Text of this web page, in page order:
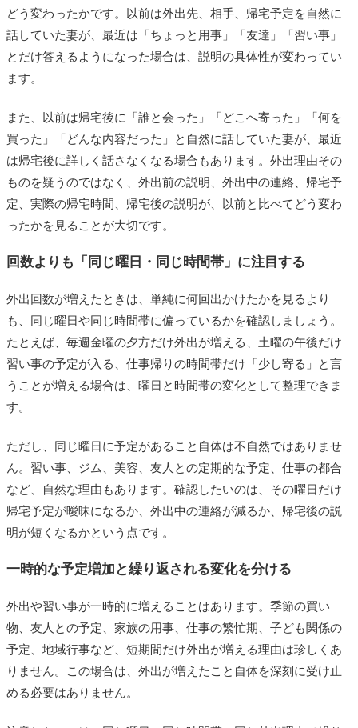
どう変わったかです。以前は外出先、相手、帰宅予定を自然に
話していた妻が、最近は「ちょっと用事」「友達」「習い事」
とだけ答えるようになった場合は、説明の具体性が変わってい
ます。
また、以前は帰宅後に「誰と会った」「どこへ寄った」「何を
買った」「どんな内容だった」と自然に話していた妻が、最近
は帰宅後に詳しく話さなくなる場合もあります。外出理由その
ものを疑うのではなく、外出前の説明、外出中の連絡、帰宅予
定、実際の帰宅時間、帰宅後の説明が、以前と比べてどう変わ
ったかを見ることが大切です。
回数よりも「同じ曜日・同じ時間帯」に注目する
外出回数が増えたときは、単純に何回出かけたかを見るより
も、同じ曜日や同じ時間帯に偏っているかを確認しましょう。
たとえば、毎週金曜の夕方だけ外出が増える、土曜の午後だけ
習い事の予定が入る、仕事帰りの時間帯だけ「少し寄る」と言
うことが増える場合は、曜日と時間帯の変化として整理できま
す。
ただし、同じ曜日に予定があること自体は不自然ではありませ
ん。習い事、ジム、美容、友人との定期的な予定、仕事の都合
など、自然な理由もあります。確認したいのは、その曜日だけ
帰宅予定が曖昧になるか、外出中の連絡が減るか、帰宅後の説
明が短くなるかという点です。
一時的な予定増加と繰り返される変化を分ける
外出や習い事が一時的に増えることはあります。季節の買い
物、友人との予定、家族の用事、仕事の繁忙期、子ども関係の
予定、地域行事など、短期間だけ外出が増える理由は珍しくあ
りません。この場合は、外出が増えたこと自体を深刻に受け止
める必要はありません。